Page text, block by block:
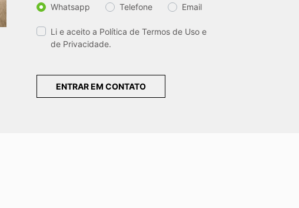
Whatsapp Telefone Email
Li e aceito a Política de Termos de Uso e
de Privacidade.
ENTRAR EM CONTATO